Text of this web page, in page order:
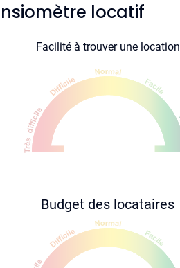
locatif
Facilité à trouver une location
Budget des locataires